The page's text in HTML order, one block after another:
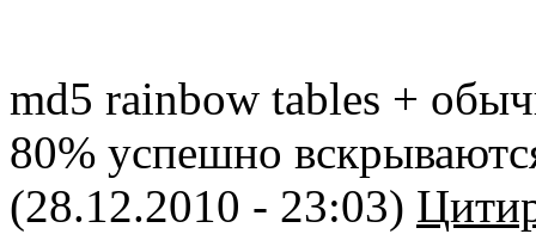
md5 rainbow tables +
80% успешно
(28.12.2010 - 23:03)